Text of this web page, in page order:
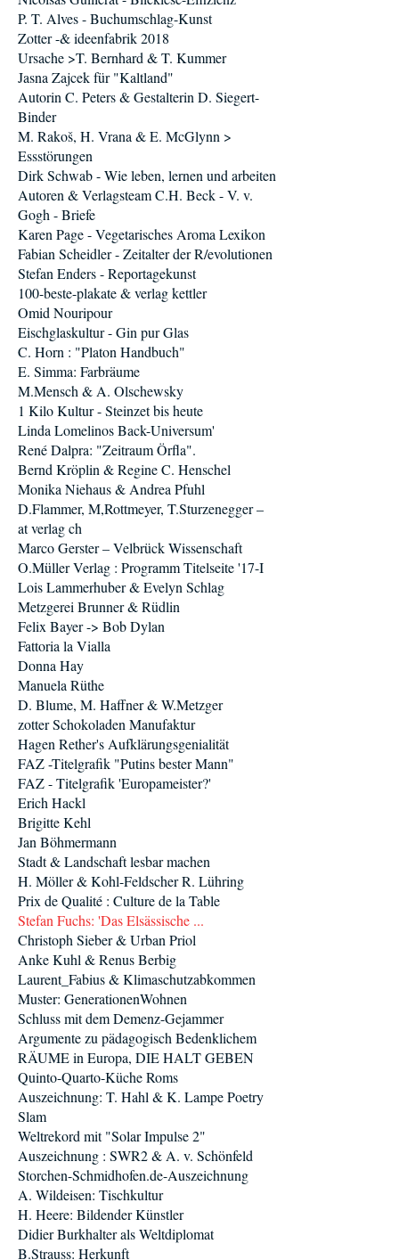
P. T. Alves - Buchumschlag-Kunst
Zotter -& ideenfabrik 2018
Ursache >T. Bernhard & T. Kummer
Jasna Zajcek für "Kaltland"
Autorin C. Peters & Gestalterin D. Siegert-
Binder
M. Rakoš, H. Vrana & E. McGlynn >
Essstörungen
Dirk Schwab - Wie leben, lernen und arbeiten
Autoren & Verlagsteam C.H. Beck - V. v.
Gogh - Briefe
Karen Page - Vegetarisches Aroma Lexikon
Fabian Scheidler - Zeitalter der R/evolutionen
Stefan Enders - Reportagekunst
100-beste-plakate & verlag kettler
Omid Nouripour
Eischglaskultur - Gin pur Glas
C. Horn : "Platon Handbuch"
E. Simma: Farbräume
M.Mensch & A. Olschewsky
1 Kilo Kultur - Steinzet bis heute
Linda Lomelinos Back-Universum'
René Dalpra: "Zeitraum Örfla".
Bernd Kröplin & Regine C. Henschel
Monika Niehaus & Andrea Pfuhl
D.Flammer, M,Rottmeyer, T.Sturzenegger –
at verlag ch
Marco Gerster – Velbrück Wissenschaft
O.Müller Verlag : Programm Titelseite '17-I
Lois Lammerhuber & Evelyn Schlag
Metzgerei Brunner & Rüdlin
Felix Bayer -> Bob Dylan
Fattoria la Vialla
Donna Hay
Manuela Rüthe
D. Blume, M. Haffner & W.Metzger
zotter Schokoladen Manufaktur
Hagen Rether's Aufklärungsgenialität
FAZ -Titelgrafik "Putins bester Mann"
FAZ - Titelgrafik 'Europameister?'
Erich Hackl
Brigitte Kehl
Jan Böhmermann
Stadt & Landschaft lesbar machen
H. Möller & Kohl-Feldscher R. Lühring
Prix de Qualité : Culture de la Table
Stefan Fuchs: 'Das Elsässische ...
Christoph Sieber & Urban Priol
Anke Kuhl & Renus Berbig
Laurent_Fabius & Klimaschutzabkommen
Muster: GenerationenWohnen
Schluss mit dem Demenz-Gejammer
Argumente zu pädagogisch Bedenklichem
RÄUME in Europa, DIE HALT GEBEN
Quinto-Quarto-Küche Roms
Auszeichnung: T. Hahl & K. Lampe Poetry
Slam
Weltrekord mit "Solar Impulse 2"
Auszeichnung : SWR2 & A. v. Schönfeld
Storchen-Schmidhofen.de-Auszeichnung
A. Wildeisen: Tischkultur
H. Heere: Bildender Künstler
Didier Burkhalter als Weltdiplomat
B.Strauss: Herkunft